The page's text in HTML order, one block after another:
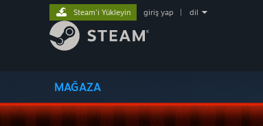
MAĞAZA
Steam'i Yükleyin giriş yap dil